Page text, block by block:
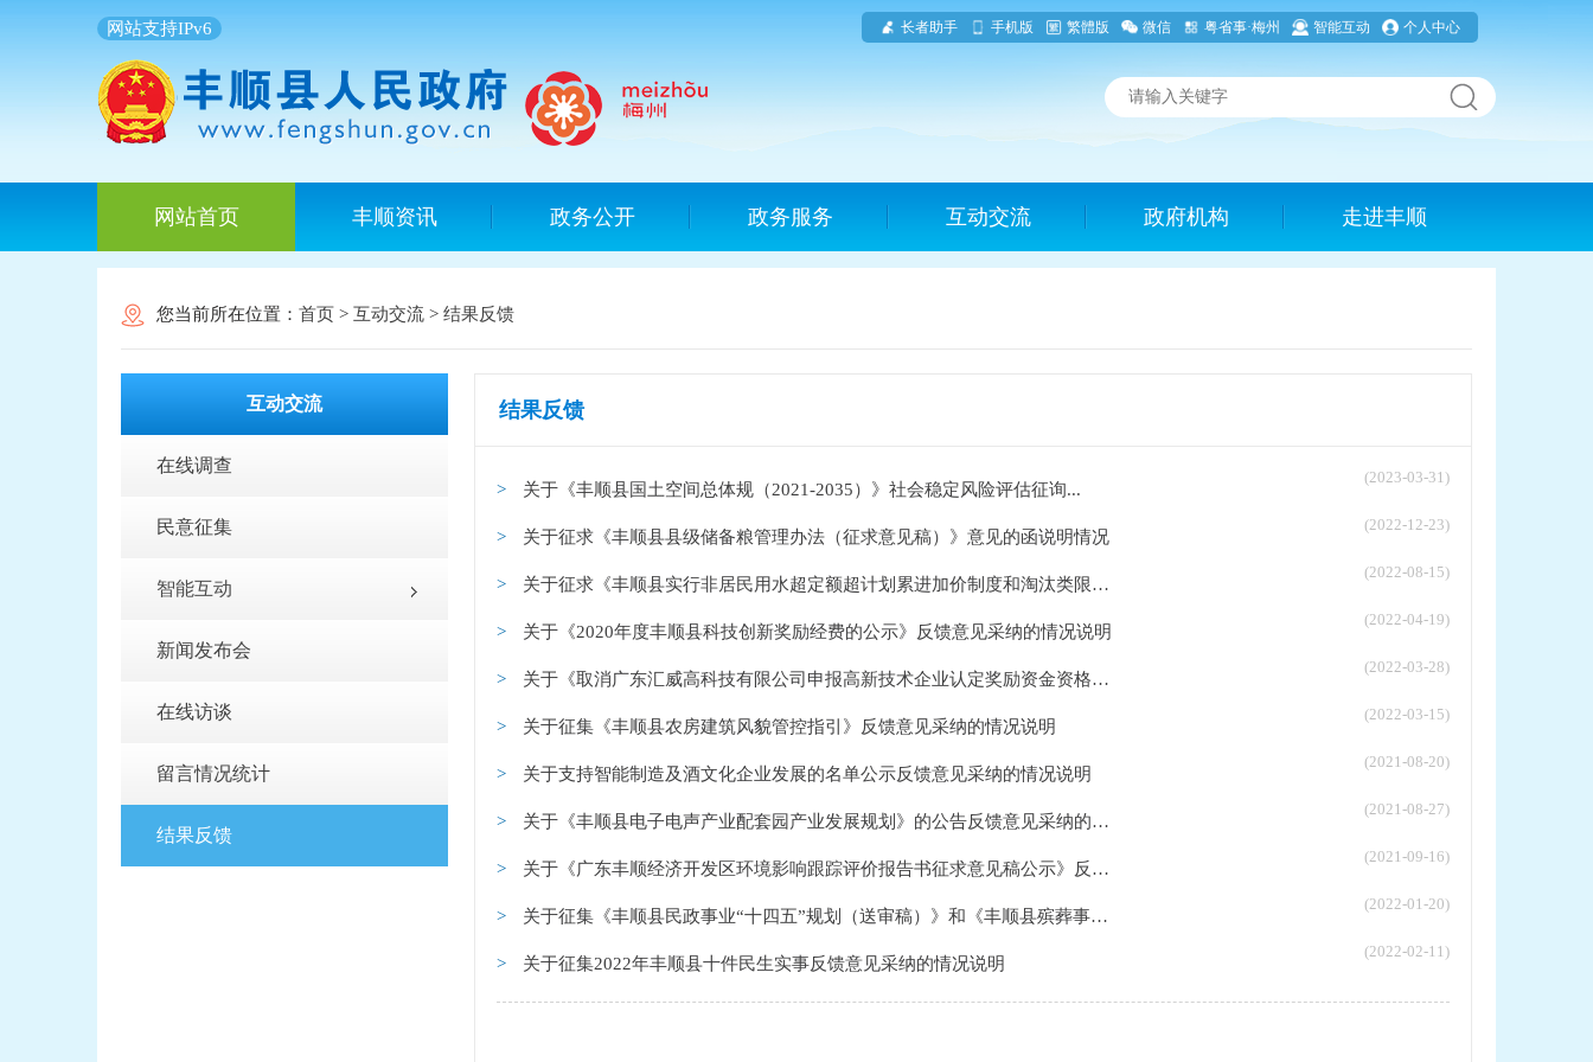
网站支持IPv6 长者助手 手机版 繁體版 微信 粤省事·梅州 智能互动 个人中心
网站首页 丰顺资讯 政务公开 政务服务 互动交流 政府机构 走进丰顺
您当前所在位置： 首页 > 互动交流 > 结果反馈
互动交流
在线调查
民意征集
智能互动
新闻发布会
在线访谈
留言情况统计
结果反馈
结果反馈
关于《丰顺县国土空间总体规（2021-2035）》社会稳定风险评估征询...
(2023-03-31)
关于征求《丰顺县县级储备粮管理办法（征求意见稿）》意见的函说明情况
(2022-12-23)
关于征求《丰顺县实行非居民用水超定额超计划累进加价制度和淘汰类限制类企...
(2022-08-15)
关于《2020年度丰顺县科技创新奖励经费的公示》反馈意见采纳的情况说明
(2022-04-19)
关于《取消广东汇威高科技有限公司申报高新技术企业认定奖励资金资格公示》...
(2022-03-28)
关于征集《丰顺县农房建筑风貌管控指引》反馈意见采纳的情况说明
(2022-03-15)
关于支持智能制造及酒文化企业发展的名单公示反馈意见采纳的情况说明
(2021-08-20)
关于《丰顺县电子电声产业配套园产业发展规划》的公告反馈意见采纳的情况说...
(2021-08-27)
关于《广东丰顺经济开发区环境影响跟踪评价报告书征求意见稿公示》反馈意见...
(2021-09-16)
关于征集《丰顺县民政事业“十四五”规划（送审稿）》和《丰顺县殡葬事业“...
(2022-01-20)
关于征集2022年丰顺县十件民生实事反馈意见采纳的情况说明
(2022-02-11)